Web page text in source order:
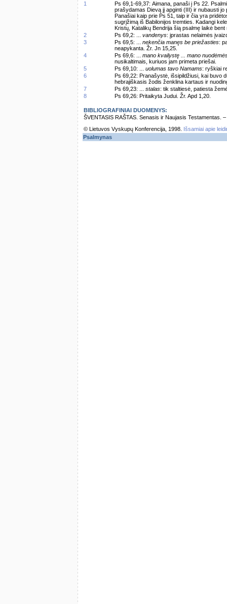
1
Ps 69,1-69,37: Aimana, panaši į Ps 22.
prašydamas Dievą jį apginti (III) ir nubausti
Panašiai kaip prie Ps 51, taip ir čia yra
sugrįžimą iš Babilonijos tremties. Kadangi
Kristų, Katalikų Bendrija šią psalmę laikė bent
2
Ps 69,2: ... vandenys: įprastas nelaimės
3
Ps 69,5: ... nekenčia manęs be priežasties:
neapykanta. Žr. Jn 15,25.
4
Ps 69,6: ... mano kvailystę ... mano
nusikaltimais, kuriuos jam primeta priešai.
5
Ps 69,10: ... uolumas tavo Namams: ryškiai
6
Ps 69,22: Pranašystė, išsipildžiusi, kai buvo
hebrajiškasis žodis ženklina kartaus ir
7
Ps 69,23: ... stalas: tik staltiesė, patiesta
8
Ps 69,26: Pritaikyta Judui. Žr. Apd 1,20.
BIBLIOGRAFINIAI DUOMENYS:
ŠVENTASIS RAŠTAS. Senasis ir Naujasis Testamentas.
© Lietuvos Vyskupų Konferencija, 1998.
Išsamiai apie
Psalmynas